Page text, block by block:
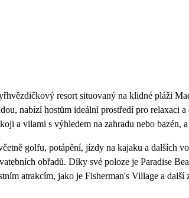
resort situovaný na klidné pláži
nabízí hostům ideální prostředí pro relaxaci
a vilami s výhledem na zahradu nebo bazén,
golfu, potápění, jízdy na kajaku a dalších
obřadů. Díky své poloze je Paradise
atrakcím, jako je Fisherman's Village a další